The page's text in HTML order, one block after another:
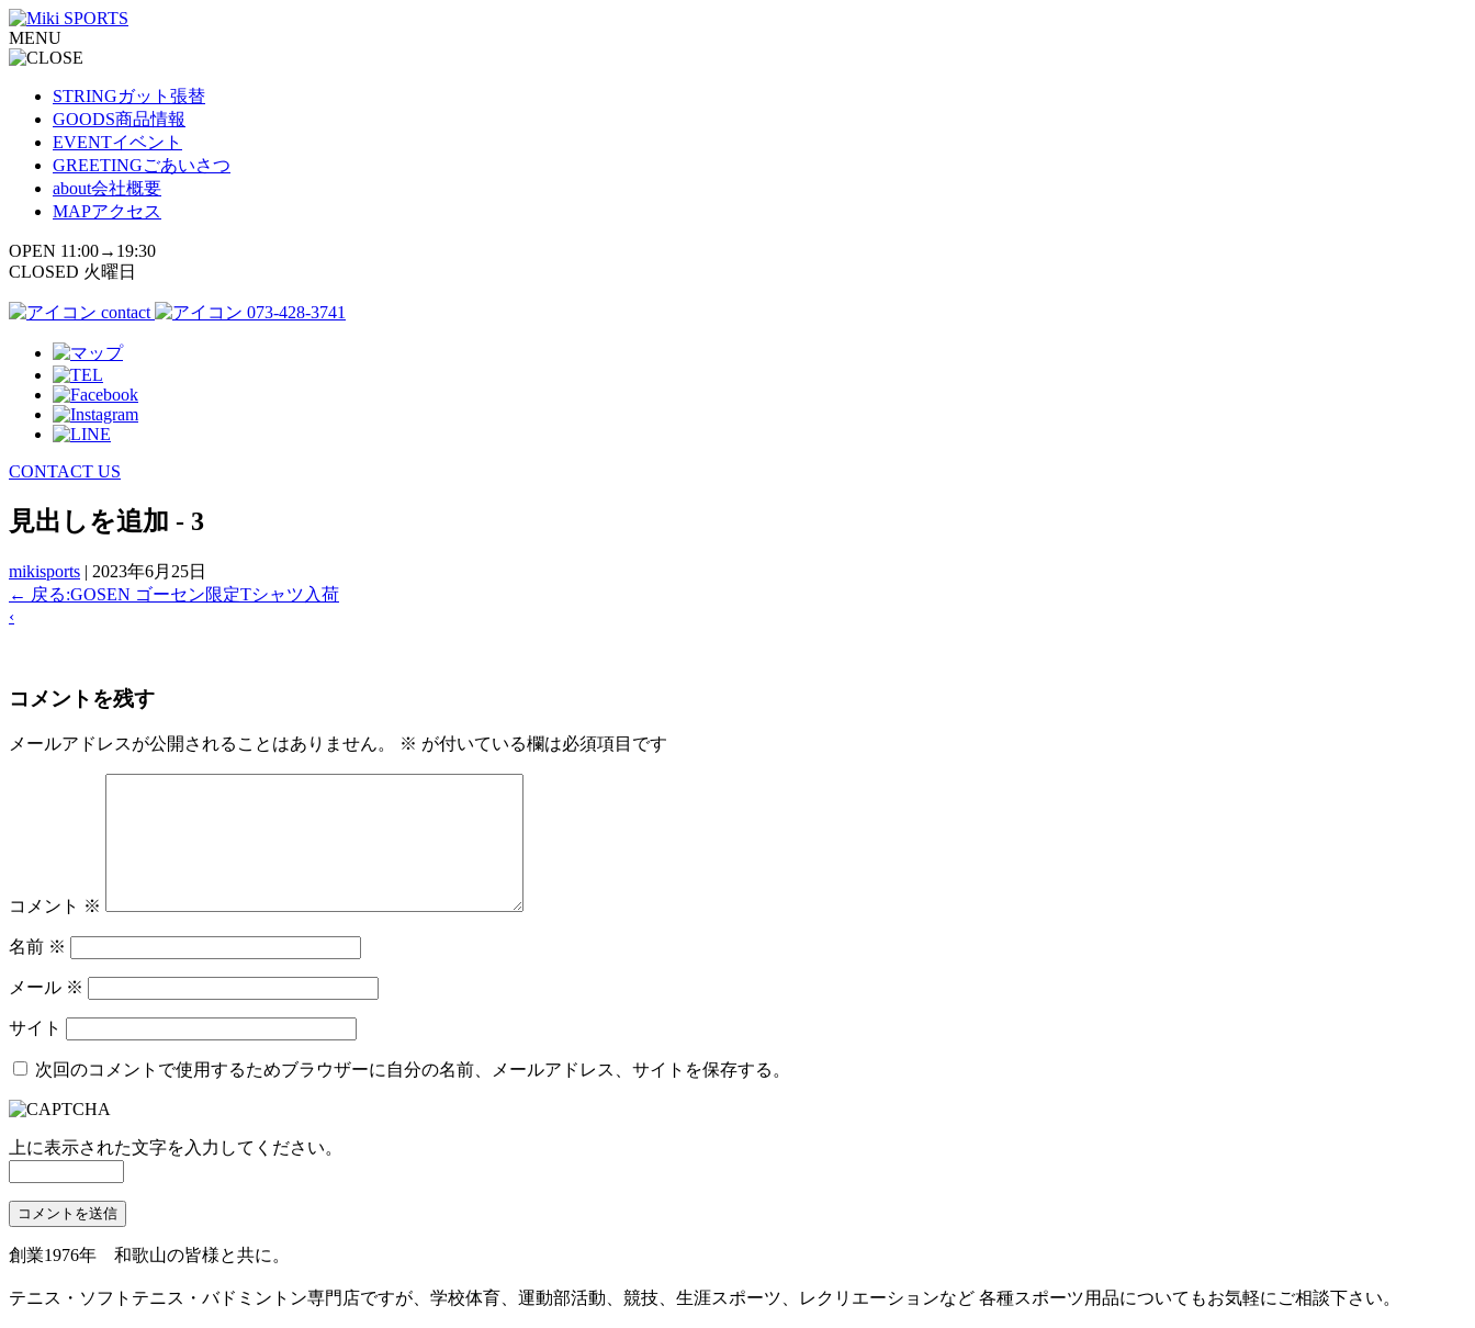
コ
ン
テ
MENU
STRINGガット張替
GOODS商品情報
EVENTイベント
GREETINGごあいさつ
about会社概要
MAPアクセス
OPEN 11:00→19:30
CLOSED 火曜日
contact 073-428-3741
CONTACT US
見出しを追加 - 3
mikisports | 2023年6月25日
← 戻る:GOSEN ゴーセン限定Tシャツ入荷
‹
コメントを残す
メールアドレスが公開されることはありません。 ※ が付いている欄は必須項目です
コメント ※
名前 ※
メール ※
サイト
次回のコメントで使用するためブラウザーに自分の名前、メールアドレス、サイトを保存する。
上に表示された文字を入力してください。
創業1976年 和歌山の皆様と共に。
テニス・ソフトテニス・バドミントン専門店ですが、学校体育、運動部活動、競技、生涯スポーツ、レクリエーションなど 各種スポーツ用品についてもお気軽にご相談下さい。